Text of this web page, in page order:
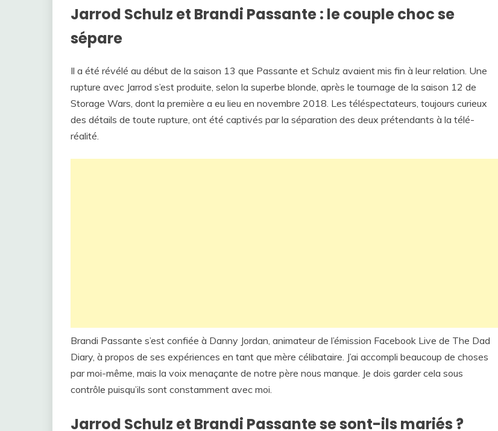
Jarrod Schulz et Brandi Passante : le couple choc se
sépare
Il a été révélé au début de la saison 13 que Passante et Schulz avaient mis fin à leur relation. Une
rupture avec Jarrod s’est produite, selon la superbe blonde, après le tournage de la saison 12 de
Storage Wars, dont la première a eu lieu en novembre 2018. Les téléspectateurs, toujours curieux
des détails de toute rupture, ont été captivés par la séparation des deux prétendants à la télé-
réalité.
Brandi Passante s’est confiée à Danny Jordan, animateur de l’émission Facebook Live de The Dad
Diary, à propos de ses expériences en tant que mère célibataire. J’ai accompli beaucoup de choses
par moi-même, mais la voix menaçante de notre père nous manque. Je dois garder cela sous
contrôle puisqu’ils sont constamment avec moi.
Jarrod Schulz et Brandi Passante se sont-ils mariés ?